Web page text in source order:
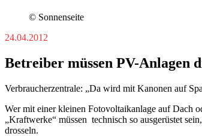
© Sonnenseite
24.04.2012
Betreiber müssen PV-Anlagen
Verbraucherzentrale: „Da wird mit Kanonen auf
Wer mit einer kleinen Fotovoltaikanlage auf Dach
„Kraftwerke“ müssen technisch so ausgerüs­tet
drosseln.